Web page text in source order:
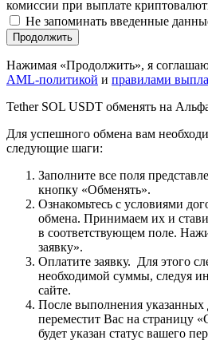
комиссии при выплате
Не запоминать введенные
Нажимая «Продолжить», я
AML-политикой и правилами
Tether SOL USDT обменять на
Для успешного обмена вам
следующие шаги:
Заполните все поля
кнопку «Обменять».
Ознакомьтесь с условиями
обмена. Принимаем их и
в соответствующем поле.
заявку».
Оплатите заявку. Для этого
необходимой суммы, следуя
сайте.
После выполнения указанных
переместит Вас на страницу
будет указан статус вашего